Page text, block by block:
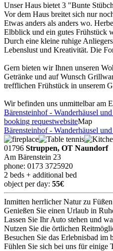
Unser Haus bietet 3 "Bunte
Vor dem Haus breitet sich nur
Etwas anders als anders wo.
Elbblick und ein gutes Frühstück
Durch eine kleine ruhige
Lebenslust und Kreativität. Die
Gern bieten wir Ihnen unseren
Getränke und auf Wunsch
trefflichen Frühstück in unserem
Wir befinden uns unmittelbar am
Bärensteinhof - Wanderhäusel
booking requestwebsiteMap
Bärensteinhof - Wanderhäusel
01796 Struppen, OT Naundorf
Am Bärenstein 23
phone: 0173 3725920
2 beds + additional bed
object per day: 55€
Inmitten herrlicher Natur zu
Genießen Sie einen Urlaub in
Lassen Sie Ihr Auto stehen und
Nutzen Sie die örtlichen
Besuchen Sie das Erlebnisbad im
Fühlen Sie sich bei uns für einige